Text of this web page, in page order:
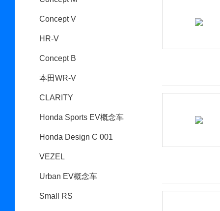
Concept V
HR-V
Concept B
本田WR-V
CLARITY
Honda Sports EV概念车
Honda Design C 001
VEZEL
Urban EV概念车
Small RS